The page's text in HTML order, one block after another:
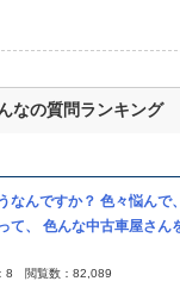
なの質問ランキング
なんですか？ 色々悩んで
て、 色んな中古車屋さん
・・・・。 知恵袋を拝見
8 閲覧数： 82,089